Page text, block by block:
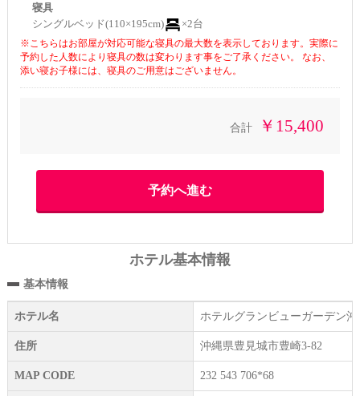
寝具
シングルベッド(110×195cm)
×2台
※こちらはお部屋が対応可能な寝具の最大数を表示しております。実際に
予約した人数により寝具の数は変わります事をご了承ください。 なお、
添い寝お子様には、寝具のご用意はございません。
合計 ￥15,400
ホテル基本情報
基本情報
ホテル名 ホテルグランビューガーデン沖
住所 沖縄県豊見城市豊崎3-82
MAP CODE 232 543 706*68